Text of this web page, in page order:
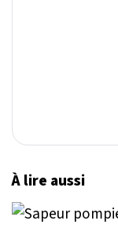
À lire aussi